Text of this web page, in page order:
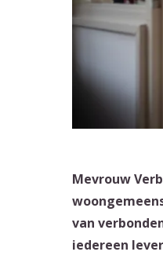
Mevrouw
van
iedereen